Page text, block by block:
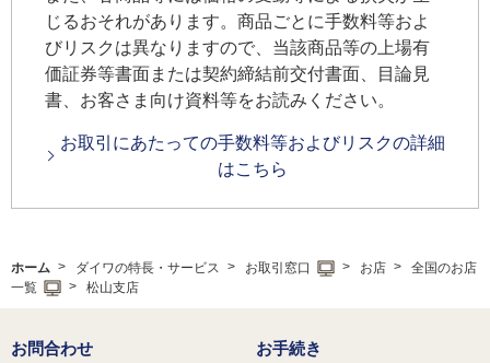
じるおそれがあります。商品ごとに手数料等およ
びリスクは異なりますので、当該商品等の上場有
価証券等書面または契約締結前交付書面、目論見
書、お客さま向け資料等をお読みください。
お取引にあたっての手数料等およびリスクの詳細
はこちら
ホーム ダイワの特長・サービス お取引窓口 お店
全国のお店
一覧
松山支店
お問合わせ お手続き